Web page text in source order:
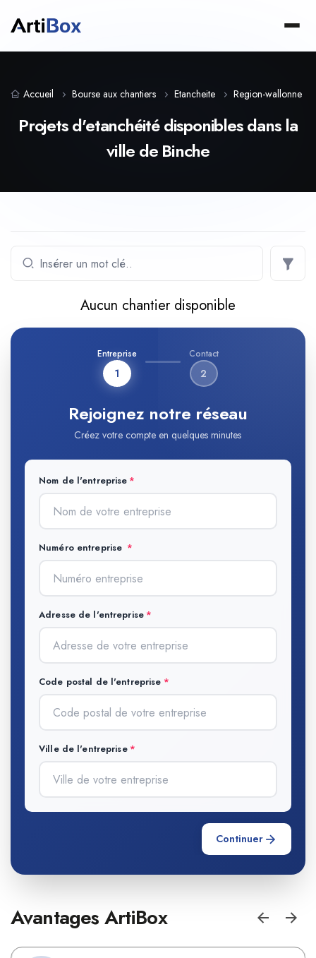
Accueil Bourse aux chantiers Etancheite Region-wallonne
Projets d'etanchéité disponibles dans la
ville de Binche
Aucun chantier disponible
Entreprise
1
Contact
2
Rejoignez notre réseau
Créez votre compte en quelques minutes
Nom de l'entreprise
Numéro entreprise
Adresse de l'entreprise
Code postal de l'entreprise
Ville de l'entreprise
Continuer
Avantages ArtiBox